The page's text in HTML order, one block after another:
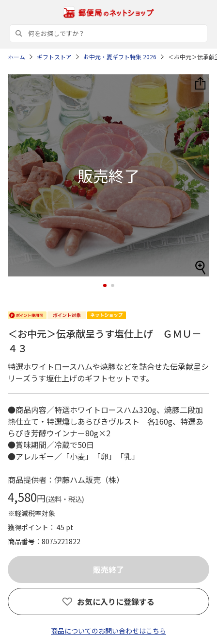
ホーム ギフトストア お中元・夏ギフト特集 2026 ＜お中元＞伝承
1 2
＜お中元＞伝承献呈うす塩仕上げ ＧＭＵ－
４３
特選ホワイトロースハムや焼豚などを詰合せた伝承献呈シ
リーズうす塩仕上げのギフトセットです。
●商品内容／特選ホワイトロースハム320g、焼豚二段加
熱仕立て・特選燻しあらびきヴルスト 各160g、特選あ
らびき芳醇ウインナー80g×2
●賞味期間／冷蔵で50日
●アレルギー／「小麦」「卵」「乳」
商品提供者：伊藤ハム販売（株）
4,580円(送料・税込)
※軽減税率対象
獲得ポイント： 45 pt
商品番号
8075221822
お気に入りに登録する
商品についてのお問い合わせはこちら